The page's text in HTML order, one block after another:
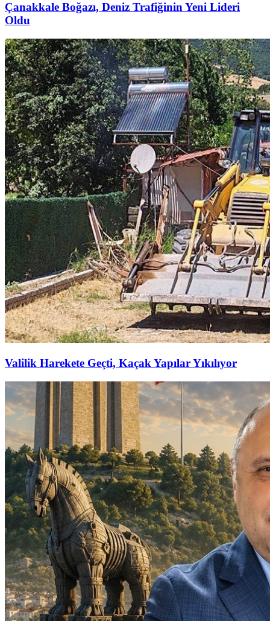
Çanakkale Boğazı, Deniz Trafiğinin Yeni Lideri
Oldu
Valilik Harekete Geçti, Kaçak Yapılar Yıkılıyor